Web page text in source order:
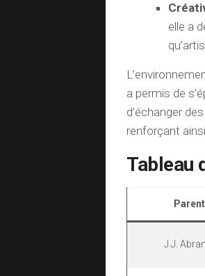
elle a
a permis de
d’échanger
renforçant
Tableau
Parent
J.J.